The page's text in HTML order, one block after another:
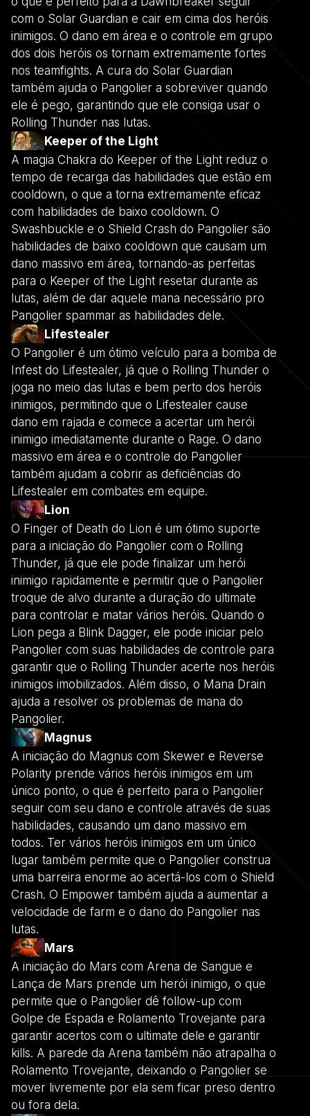
com o Solar Guardian e cair em cima dos heróis
inimigos. O dano em área e o controle em grupo
dos dois heróis os tornam extremamente fortes
nos teamfights. A cura do Solar Guardian
também ajuda o Pangolier a sobreviver quando
ele é pego, garantindo que ele consiga usar o
Rolling Thunder nas lutas.
Keeper of the Light
A magia Chakra do Keeper of the Light reduz o
tempo de recarga das habilidades que estão em
cooldown, o que a torna extremamente eficaz
com habilidades de baixo cooldown. O
Swashbuckle e o Shield Crash do Pangolier são
habilidades de baixo cooldown que causam um
dano massivo em área, tornando-as perfeitas
para o Keeper of the Light resetar durante as
lutas, além de dar aquele mana necessário pro
Pangolier spammar as habilidades dele.
Lifestealer
O Pangolier é um ótimo veículo para a bomba de
Infest do Lifestealer, já que o Rolling Thunder o
joga no meio das lutas e bem perto dos heróis
inimigos, permitindo que o Lifestealer cause
dano em rajada e comece a acertar um herói
inimigo imediatamente durante o Rage. O dano
massivo em área e o controle do Pangolier
também ajudam a cobrir as deficiências do
Lifestealer em combates em equipe.
Lion
O Finger of Death do Lion é um ótimo suporte
para a iniciação do Pangolier com o Rolling
Thunder, já que ele pode finalizar um herói
inimigo rapidamente e permitir que o Pangolier
troque de alvo durante a duração do ultimate
para controlar e matar vários heróis. Quando o
Lion pega a Blink Dagger, ele pode iniciar pelo
Pangolier com suas habilidades de controle para
garantir que o Rolling Thunder acerte nos heróis
inimigos imobilizados. Além disso, o Mana Drain
ajuda a resolver os problemas de mana do
Pangolier.
Magnus
A iniciação do Magnus com Skewer e Reverse
Polarity prende vários heróis inimigos em um
único ponto, o que é perfeito para o Pangolier
seguir com seu dano e controle através de suas
habilidades, causando um dano massivo em
todos. Ter vários heróis inimigos em um único
lugar também permite que o Pangolier construa
uma barreira enorme ao acertá-los com o Shield
Crash. O Empower também ajuda a aumentar a
velocidade de farm e o dano do Pangolier nas
lutas.
Mars
A iniciação do Mars com Arena de Sangue e
Lança de Mars prende um herói inimigo, o que
permite que o Pangolier dê follow-up com
Golpe de Espada e Rolamento Trovejante para
garantir acertos com o ultimate dele e garantir
kills. A parede da Arena também não atrapalha o
Rolamento Trovejante, deixando o Pangolier se
mover livremente por ela sem ficar preso dentro
ou fora dela.